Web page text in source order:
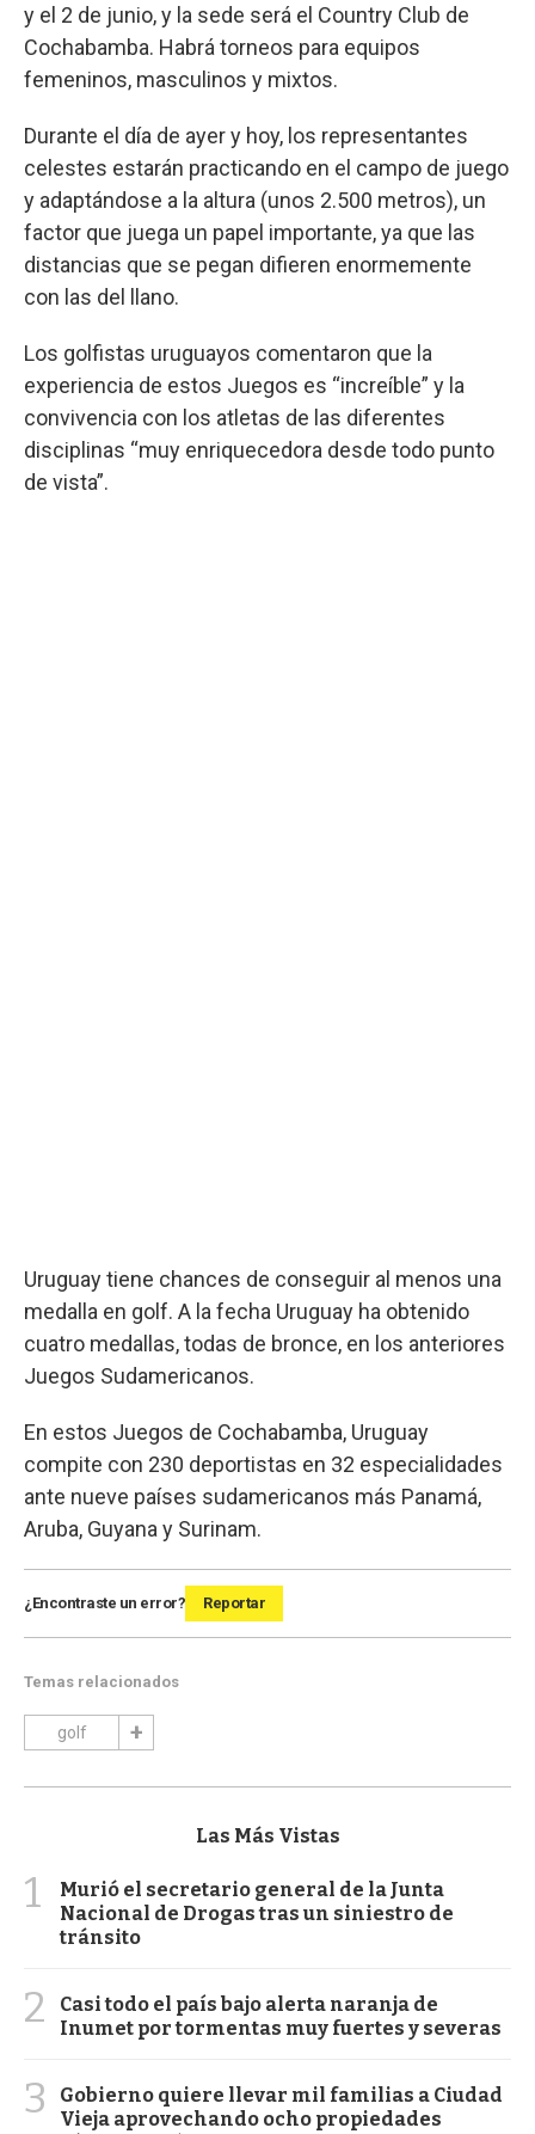
y el 2 de junio, y la sede será el Country Club de
Cochabamba. Habrá torneos para equipos
femeninos, masculinos y mixtos.
Durante el día de ayer y hoy, los representantes
celestes estarán practicando en el campo de juego
y adaptándose a la altura (unos 2.500 metros), un
factor que juega un papel importante, ya que las
distancias que se pegan difieren enormemente
con las del llano.
Los golfistas uruguayos comentaron que la
experiencia de estos Juegos es “increíble” y la
convivencia con los atletas de las diferentes
disciplinas “muy enriquecedora desde todo punto
de vista”.
Uruguay tiene chances de conseguir al menos una
medalla en golf. A la fecha Uruguay ha obtenido
cuatro medallas, todas de bronce, en los anteriores
Juegos Sudamericanos.
En estos Juegos de Cochabamba, Uruguay
compite con 230 deportistas en 32 especialidades
ante nueve países sudamericanos más Panamá,
Aruba, Guyana y Surinam.
¿Encontraste un error? Reportar
Temas relacionados
golf
Las Más Vistas
1
Murió el secretario general de la Junta
Nacional de Drogas tras un siniestro de
tránsito
2
Casi todo el país bajo alerta naranja de
Inumet por tormentas muy fuertes y severas
3
Gobierno quiere llevar mil familias a Ciudad
Vieja aprovechando ocho propiedades